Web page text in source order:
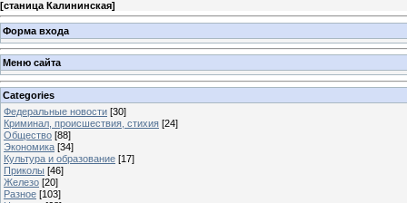
[станица Калининская]
Форма входа
Меню сайта
Categories
Федеральные новости [30]
Криминал, происшествия, стихия [24]
Общество [88]
Экономика [34]
Культура и образование [17]
Приколы [46]
Железо [20]
Разное [103]